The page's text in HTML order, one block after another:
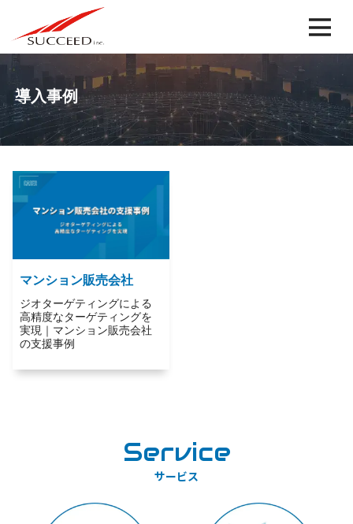
導入事例
マンション販売会社
ジオターゲティングによる
高精度なターゲティングを
実現｜マンション販売会社
の支援事例
Service
サービス